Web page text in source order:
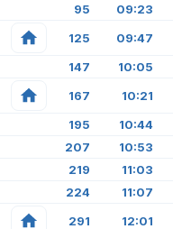
95 09:23
125 09:47
147 10:05
167 10:21
195 10:44
207 10:53
219 11:03
224 11:07
291 12:01